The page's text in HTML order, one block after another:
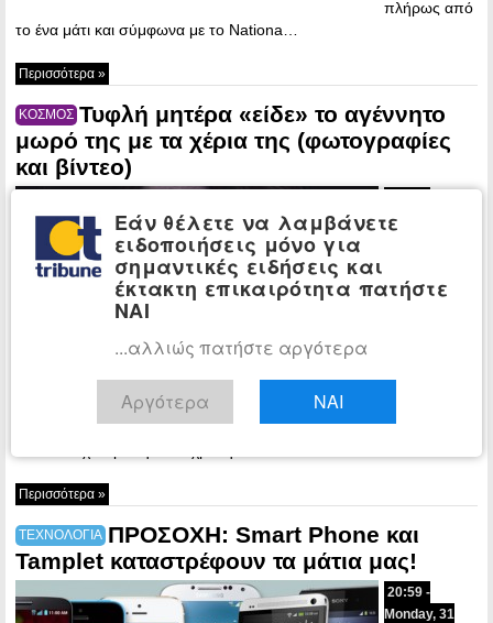
πλήρως από
το ένα μάτι και σύμφωνα με το Nationa…
Περισσότερα »
ΚΟΣΜΟΣ Τυφλή μητέρα «είδε» το αγέννητο
μωρό της με τα χέρια της (φωτογραφίες
και βίντεο)
Thursday, 7
εγκυμοσύνη
διαφορετική
μια γυναίκα
Περισσότερα »
ΤΕΧΝΟΛΟΓΙΑ ΠΡΟΣΟΧΗ: Smart Phone και
Tamplet καταστρέφουν τα μάτια μας!
20:59 -
Monday, 31
Εάν θέλετε να λαμβάνετε
ειδοποιήσεις μόνο για
σημαντικές ειδήσεις και
έκτακτη επικαιρότητα πατήστε
ΝΑΙ
...αλλιώς πατήστε αργότερα
Αργότερα ΝΑΙ